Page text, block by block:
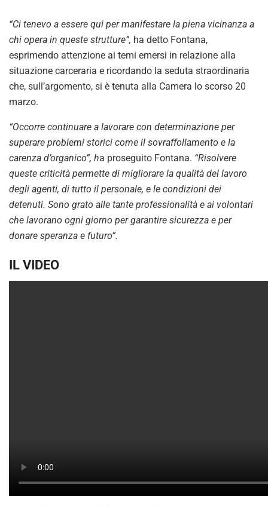
“Ci tenevo a essere qui per manifestare la piena vicinanza a
chi opera in queste strutture”, ha detto Fontana,
esprimendo attenzione ai temi emersi in relazione alla
situazione carceraria e ricordando la seduta straordinaria
che, sull’argomento, si è tenuta alla Camera lo scorso 20
marzo.
“Occorre continuare a lavorare con determinazione per
superare problemi storici come il sovraffollamento e la
carenza d’organico”, ha proseguito Fontana. “Risolvere
queste criticità permette di migliorare la qualità del lavoro
degli agenti, di tutto il personale, e le condizioni dei
detenuti. Sono grato alle tante professionalità e ai volontari
che lavorano ogni giorno per garantire sicurezza e per
donare speranza e futuro”.
IL VIDEO